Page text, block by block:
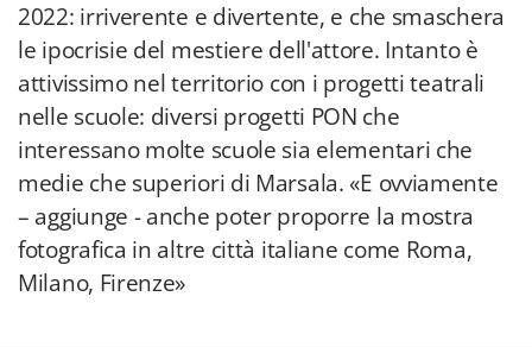
2022: irriverente e divertente, e che smaschera
le ipocrisie del mestiere dell'attore. Intanto è
attivissimo nel territorio con i progetti teatrali
nelle scuole: diversi progetti PON che
interessano molte scuole sia elementari che
medie che superiori di Marsala. «E ovviamente
– aggiunge - anche poter proporre la mostra
fotografica in altre città italiane come Roma,
Milano, Firenze»